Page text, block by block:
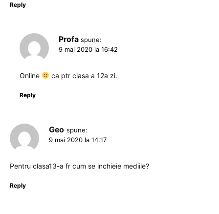
Reply
Profa spune:
9 mai 2020 la 16:42
Online ca ptr clasa a 12a zi.
Reply
Geo spune:
9 mai 2020 la 14:17
Pentru clasa13-a fr cum se inchieie mediile?
Reply